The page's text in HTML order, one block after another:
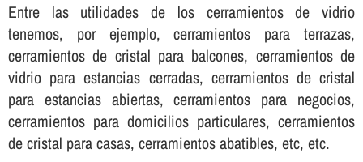
Entre las utilidades de los cerramientos de vidrio
tenemos, por ejemplo, cerramientos para terrazas,
cerramientos de cristal para balcones, cerramientos de
vidrio para estancias cerradas, cerramientos de cristal
para estancias abiertas, cerramientos para negocios,
cerramientos para domicilios particulares, cerramientos
de cristal para casas, cerramientos abatibles, etc, etc.